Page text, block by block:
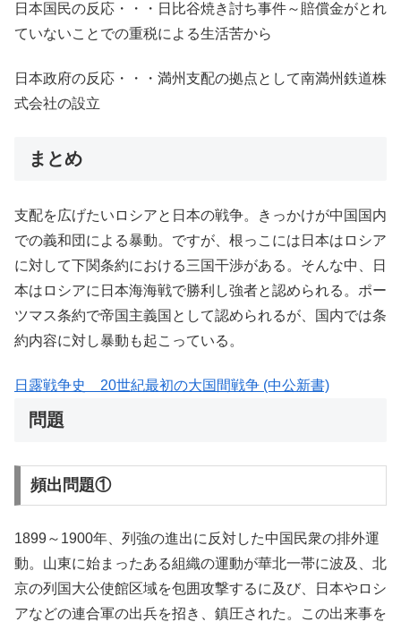
日本国民の反応・・・日比谷焼き討ち事件～賠償金がとれ
ていないことでの重税による生活苦から
日本政府の反応・・・満州支配の拠点として南満州鉄道株
式会社の設立
まとめ
支配を広げたいロシアと日本の戦争。きっかけが中国国内
での義和団による暴動。ですが、根っこには日本はロシア
に対して下関条約における三国干渉がある。そんな中、日
本はロシアに日本海海戦で勝利し強者と認められる。ポー
ツマス条約で帝国主義国として認められるが、国内では条
約内容に対し暴動も起こっている。
日露戦争史 20世紀最初の大国間戦争 (中公新書)
問題
頻出問題①
1899～1900年、列強の進出に反対した中国民衆の排外運
動。山東に始まったある組織の運動が華北一帯に波及、北
京の列国大公使館区域を包囲攻撃するに及び、日本やロシ
アなどの連合軍の出兵を招き、鎮圧された。この出来事を